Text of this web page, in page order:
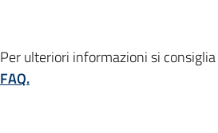
Per ulteriori informazioni si
FAQ.